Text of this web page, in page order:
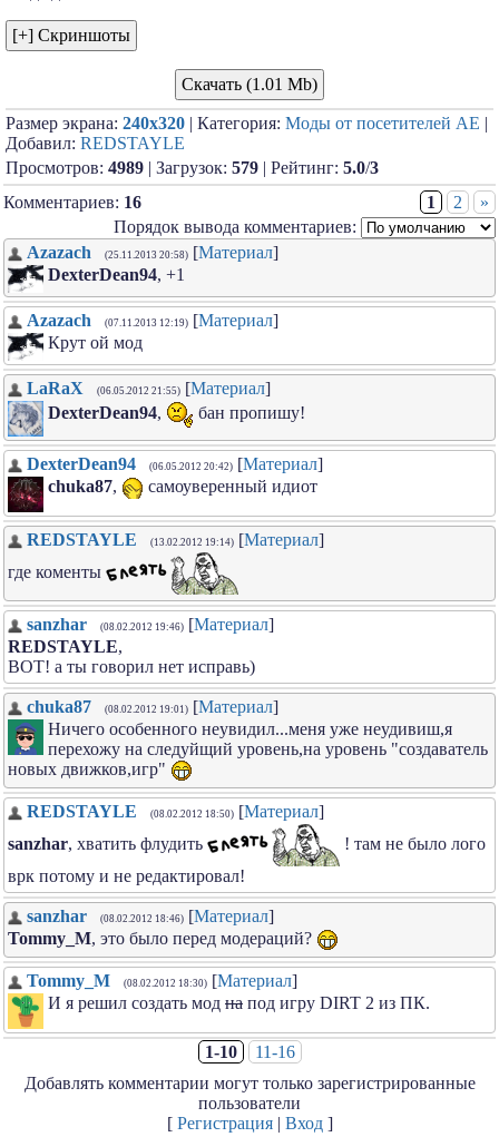
Скачать (1.01 Mb)
Размер экрана: 240x320 | Категория: Моды от посетителей АЕ |
Добавил: REDSTAYLE
Просмотров: 4989 | Загрузок: 579 | Рейтинг: 5.0/3
Комментариев: 16 1 2
»
Порядок вывода комментариев:
Azazach
(25.11.2013 20:58) [Материал]
DexterDean94, +1
Azazach (07.11.2013 12:19) [Материал]
Крут ой мод
LaRaX (06.05.2012 21:55) [Материал]
DexterDean94, бан пропишу!
DexterDean94 (06.05.2012 20:42) [Материал]
chuka87, самоуверенный идиот
REDSTAYLE (13.02.2012 19:14) [Материал]
где коменты
sanzhar (08.02.2012 19:46) [Материал]
REDSTAYLE,
ВОТ! а ты говорил нет исправь)
chuka87 (08.02.2012 19:01) [Материал]
Ничего особенного неувидил...меня уже неудивиш,я
перехожу на следуйщий уровень,на уровень "создаватель
новых движков,игр"
REDSTAYLE (08.02.2012 18:50) [Материал]
sanzhar, хватить флудить
! там не было лого
врк потому и не редактировал!
sanzhar (08.02.2012 18:46) [Материал]
Tommy_M, это было перед модераций?
Tommy_M (08.02.2012 18:30) [Материал]
И я решил создать мод на под игру DIRT 2 из ПК.
1-10
11-16
Добавлять комментарии могут только зарегистрированные
пользователи
[ Регистрация| Вход]